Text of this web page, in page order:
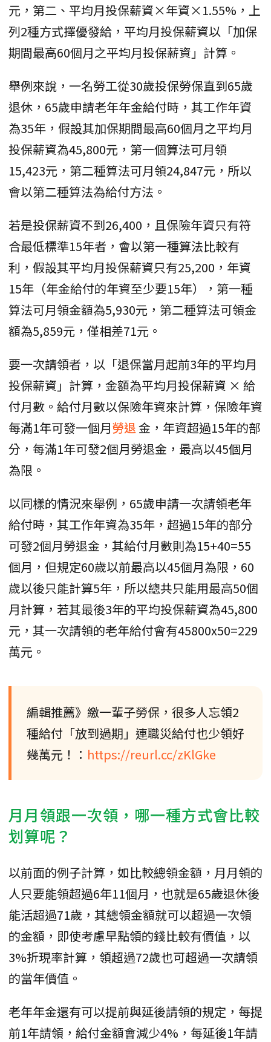
元，第二、平均月投保薪資×年資×1.55%，上
列2種方式擇優發給，平均月投保薪資以「加保
期間最高60個月之平均月投保薪資」計算。
舉例來說，一名勞工從30歲投保勞保直到65歲
退休，65歲申請老年年金給付時，其工作年資
為35年，假設其加保期間最高60個月之平均月
投保薪資為45,800元，第一個算法可月領
15,423元，第二種算法可月領24,847元，所以
會以第二種算法為給付方法。
若是投保薪資不到26,400，且保險年資只有符
合最低標準15年者，會以第一種算法比較有
利，假設其平均月投保薪資只有25,200，年資
15年（年金給付的年資至少要15年），第一種
算法可月領金額為5,930元，第二種算法可領金
額為5,859元，僅相差71元。
要一次請領者，以「退保當月起前3年的平均月
投保薪資」計算，金額為平均月投保薪資 × 給
付月數。給付月數以保險年資來計算，保險年資
每滿1年可發一個月勞退金，年資超過15年的部
分，每滿1年可發2個月勞退金，最高以45個月
為限。
以同樣的情況來舉例，65歲申請一次請領老年
給付時，其工作年資為35年，超過15年的部分
可發2個月勞退金，其給付月數則為15+40=55
個月，但規定60歲以前最高以45個月為限，60
歲以後只能計算5年，所以總共只能用最高50個
月計算，若其最後3年的平均投保薪資為45,800
元，其一次請領的老年給付會有45800x50=229
萬元。
編輯推薦》繳一輩子勞保，很多人忘領2
種給付「放到過期」連職災給付也少領好
幾萬元！： https://reurl.cc/zKlGke
月月領跟一次領，哪一種方式會比較
划算呢？
以前面的例子計算，如比較總領金額，月月領的
人只要能領超過6年11個月，也就是65歲退休後
能活超過71歲，其總領金額就可以超過一次領
的金額，即使考慮早點領的錢比較有價值，以
3%折現率計算，領超過72歲也可超過一次請領
的當年價值。
老年年金還有可以提前與延後請領的規定，每提
前1年請領，給付金額會減少4%，每延後1年請